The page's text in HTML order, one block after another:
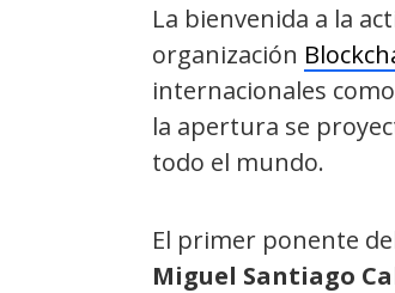
La bienvenida a la
organización
internacionales
la apertura se
todo el mundo.
El primer ponente
Miguel Santiago